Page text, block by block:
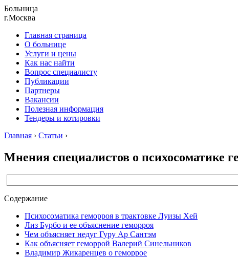
Больница
г.Москва
Главная страница
О больнице
Услуги и цены
Как нас найти
Вопрос специалисту
Публикации
Партнеры
Вакансии
Полезная информация
Тендеры и котировки
Главная › Статьи ›
Мнения специалистов о психосоматике
Содержание
Психосоматика геморроя в трактовке Луизы Хей
Лиз Бурбо и ее объяснение геморроя
Чем объясняет недуг Гуру Ар Сантэм
Как объясняет геморрой Валерий Синельников
Владимир Жикаренцев о геморрое